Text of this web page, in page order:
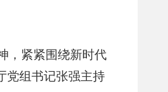
，紧紧围绕新时代
党组书记张强主持